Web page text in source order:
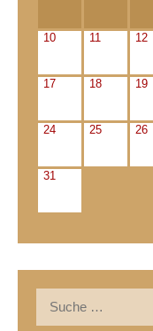
10 11 12
17 18 19
24 25 26
31
nach: